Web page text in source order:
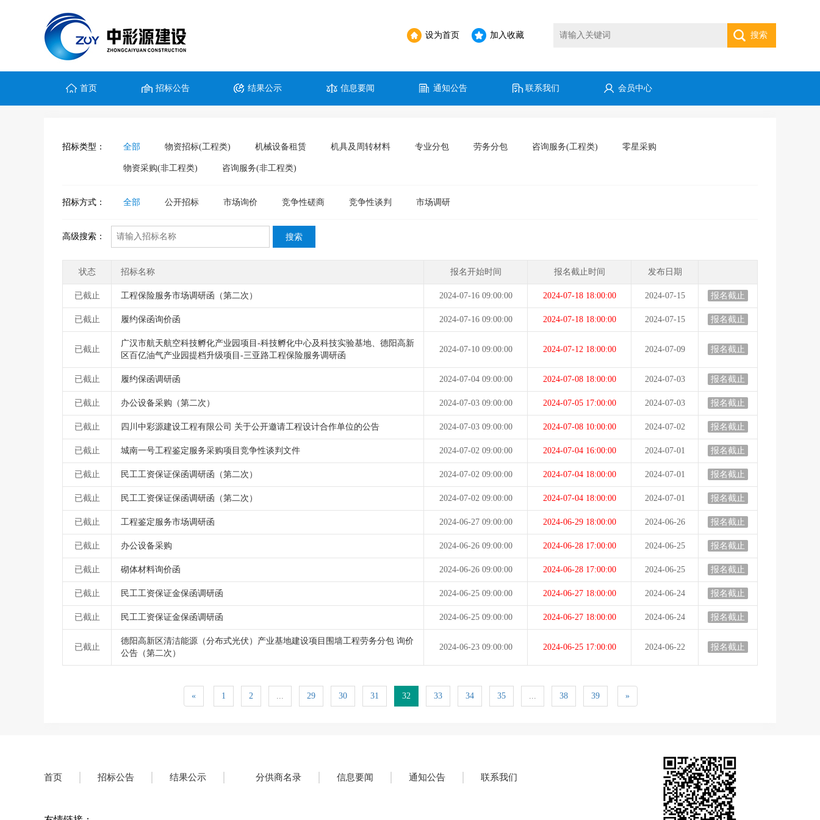
设为首页 加入收藏 搜索
首页 招标公告 结果公示 信息要闻 通知公告 联系我们 会员中心
招标类型： 全部 物资招标(工程类) 机械设备租赁 机具及周转材料 专业分包 劳务分包 咨询服务(工程类) 零星采购
物资采购(非工程类) 咨询服务(非工程类)
招标方式： 全部 公开招标 市场询价 竞争性磋商 竞争性谈判 市场调研
高级搜索：
状态 招标名称 报名开始时间 报名截止时间 发布日期
已截止 工程保险服务市场调研函（第二次） 2024-07-16 09:00:00 2024-07-18 18:00:00 2024-07-15 报名截止
已截止 履约保函询价函 2024-07-16 09:00:00 2024-07-18 18:00:00 2024-07-15 报名截止
已截止
广汉市航天航空科技孵化产业园项目-科技孵化中心及科技实验基地、德阳高新
区百亿油气产业园提档升级项目-三亚路工程保险服务调研函
2024-07-10 09:00:00 2024-07-12 18:00:00 2024-07-09 报名截止
已截止 履约保函调研函 2024-07-04 09:00:00 2024-07-08 18:00:00 2024-07-03 报名截止
已截止 办公设备采购（第二次） 2024-07-03 09:00:00 2024-07-05 17:00:00 2024-07-03 报名截止
已截止 四川中彩源建设工程有限公司 关于公开邀请工程设计合作单位的公告 2024-07-03 09:00:00 2024-07-08 10:00:00 2024-07-02 报名截止
已截止 城南一号工程鉴定服务采购项目竞争性谈判文件 2024-07-02 09:00:00 2024-07-04 16:00:00 2024-07-01 报名截止
已截止 民工工资保证保函调研函（第二次） 2024-07-02 09:00:00 2024-07-04 18:00:00 2024-07-01 报名截止
已截止 民工工资保证保函调研函（第二次） 2024-07-02 09:00:00 2024-07-04 18:00:00 2024-07-01 报名截止
已截止 工程鉴定服务市场调研函 2024-06-27 09:00:00 2024-06-29 18:00:00 2024-06-26 报名截止
已截止 办公设备采购 2024-06-26 09:00:00 2024-06-28 17:00:00 2024-06-25 报名截止
已截止 砌体材料询价函 2024-06-26 09:00:00 2024-06-28 17:00:00 2024-06-25 报名截止
已截止 民工工资保证金保函调研函 2024-06-25 09:00:00 2024-06-27 18:00:00 2024-06-24 报名截止
已截止 民工工资保证金保函调研函 2024-06-25 09:00:00 2024-06-27 18:00:00 2024-06-24 报名截止
已截止
德阳高新区清洁能源（分布式光伏）产业基地建设项目围墙工程劳务分包 询价
公告（第二次）
2024-06-23 09:00:00 2024-06-25 17:00:00 2024-06-22 报名截止
« 1 2 ... 29 30 31 32 33 34 35 ... 38 39 »
首页 招标公告 结果公示 分供商名录 信息要闻 通知公告 联系我们